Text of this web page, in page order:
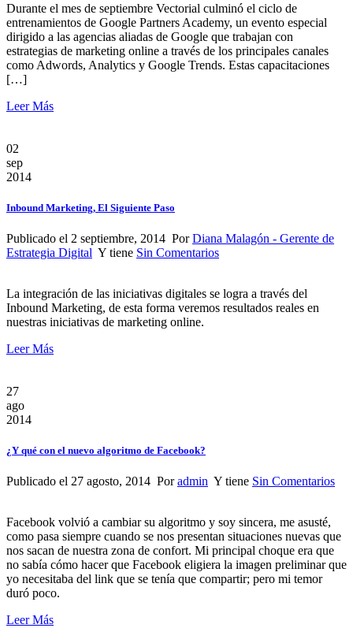
Durante el mes de septiembre Vectorial culminó el ciclo de
entrenamientos de Google Partners Academy, un evento especial
dirigido a las agencias aliadas de Google que trabajan con
estrategias de marketing online a través de los principales canales
como Adwords, Analytics y Google Trends. Estas capacitaciones
[…]
Leer Más
02
sep
2014
Inbound Marketing, El Siguiente Paso
Publicado el 2 septiembre, 2014 PorDiana Malagón - Gerente de
Estrategia Digital Y tiene Sin Comentarios
La integración de las iniciativas digitales se logra a través del
Inbound Marketing, de esta forma veremos resultados reales en
nuestras iniciativas de marketing online.
Leer Más
27
ago
2014
¿Y qué con el nuevo algoritmo de Facebook?
Publicado el 27 agosto, 2014 Poradmin Y tiene Sin Comentarios
Facebook volvió a cambiar su algoritmo y soy sincera, me asusté,
como pasa siempre cuando se nos presentan situaciones nuevas que
nos sacan de nuestra zona de confort. Mi principal choque era que
no sabía cómo hacer que Facebook eligiera la imagen preliminar que
yo necesitaba del link que se tenía que compartir; pero mi temor
duró poco.
Leer Más